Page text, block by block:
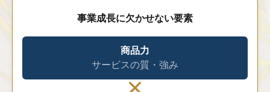
事業成長に欠かせない要素
商品力
サービスの質・強み